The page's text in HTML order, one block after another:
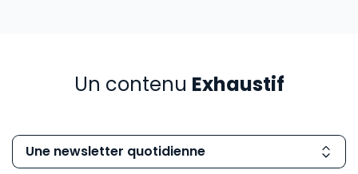
Un contenu Exhaustif
Une newsletter quotidienne